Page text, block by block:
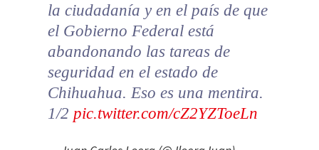
la ciudadanía y en el país de que
el Gobierno Federal está
abandonando las tareas de
seguridad en el estado de
Chihuahua. Eso es una mentira.
1/2 pic.twitter.com/cZ2YZToeLn